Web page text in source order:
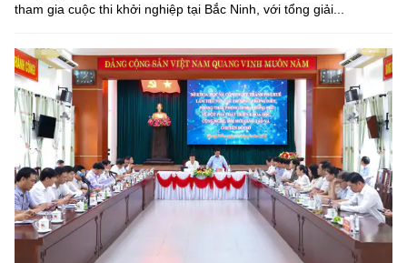
tham gia cuộc thi khởi nghiệp tại Bắc Ninh, với tổng giải...